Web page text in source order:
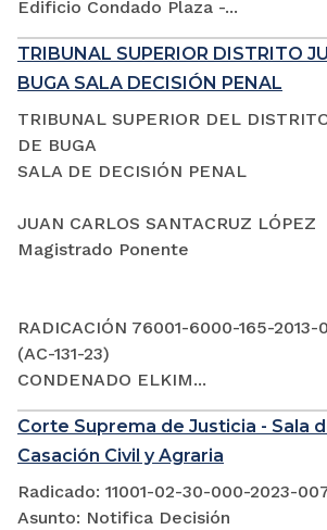
Edificio Condado Plaza -...
TRIBUNAL SUPERIOR DISTRITO
BUGA SALA DECISIÓN PENAL
TRIBUNAL SUPERIOR DEL
DE BUGA
SALA DE DECISIÓN PENAL
JUAN CARLOS SANTACRUZ LÓPEZ
Magistrado Ponente
RADICACIÓN 76001-6000-165-2013-
(AC-131-23)
CONDENADO ELKIM...
Corte Suprema de Justicia - Sala
Casación Civil y Agraria
Radicado: 11001-02-30-000-2023-
Asunto: Notifica Decisión